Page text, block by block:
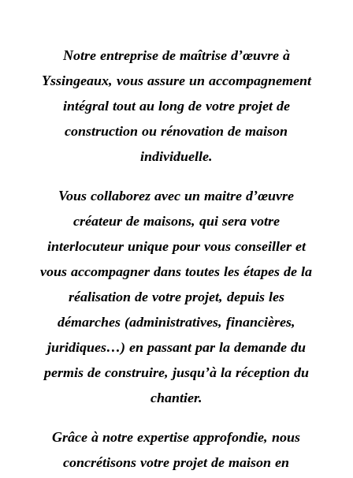
Notre entreprise de maîtrise d’œuvre à
Yssingeaux, vous assure un accompagnement
intégral tout au long de votre projet de
construction ou rénovation de maison
individuelle.
Vous collaborez avec un maitre d’œuvre
créateur de maisons, qui sera votre
interlocuteur unique pour vous conseiller et
vous accompagner dans toutes les étapes de la
réalisation de votre projet, depuis les
démarches (administratives, financières,
juridiques…) en passant par la demande du
permis de construire, jusqu’à la réception du
chantier.
Grâce à notre expertise approfondie, nous
concrétisons votre projet de maison en